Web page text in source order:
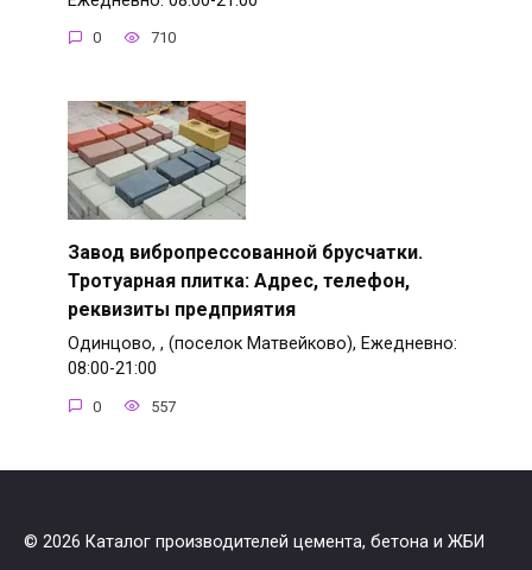
0 710
Завод вибропрессованной брусчатки.
Тротуарная плитка: Адрес, телефон,
реквизиты предприятия
Одинцово, , (поселок Матвейково), Ежедневно:
08:00-21:00
0 557
© 2026 Каталог производителей цемента, бетона и ЖБИ